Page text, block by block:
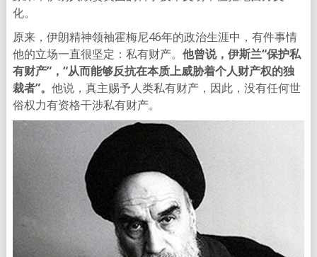
化。
原来，伊朗精神领袖霍梅尼46年的政治生涯中，有件事情
他的立场一直很坚定：私有财产。 他曾说，伊斯兰“保护私
有财产”，“从而能够反抗在本质上威胁着个人财产权的独
裁者”。 他说，真主赐予人类私有财产，因此，没有任何世
俗权力有资格干涉私有财产。